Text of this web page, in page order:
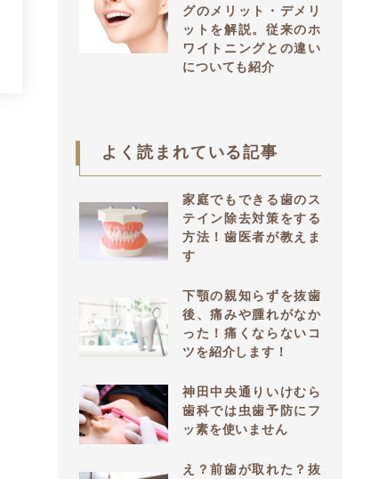
グのメリット・デメリ
ットを解説。従来のホ
ワイトニングとの違い
についても紹介
よく読まれている記事
家庭でもできる歯のス
テイン除去対策をする
方法！歯医者が教えま
す
下顎の親知らずを抜歯
後、痛みや腫れがなか
った！痛くならないコ
ツを紹介します！
神田中央通りいけむら
歯科では虫歯予防にフ
ッ素を使いません
え？前歯が取れた？抜